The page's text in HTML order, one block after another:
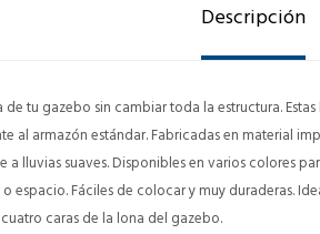
Descripción
tu gazebo sin cambiar toda la estructura.
al armazón estándar. Fabricadas en material
a lluvias suaves. Disponibles en varios colores
espacio. Fáciles de colocar y muy duraderas.
cuatro caras de la lona del gazebo.